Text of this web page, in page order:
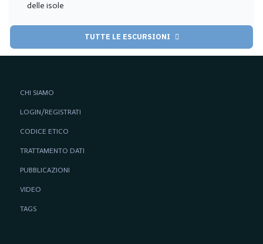
delle isole
TUTTE LE ESCURSIONI
CHI SIAMO
LOGIN/REGISTRATI
CODICE ETICO
TRATTAMENTO DATI
PUBBLICAZIONI
VIDEO
TAGS